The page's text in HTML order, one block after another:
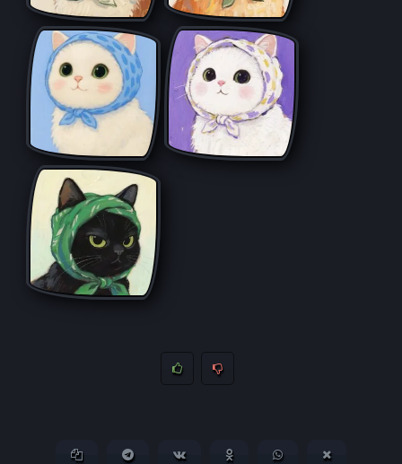
Копировать ссылкуПоделиться в Telegram
Поделиться ВКонтактеПоделиться в
Поделиться в